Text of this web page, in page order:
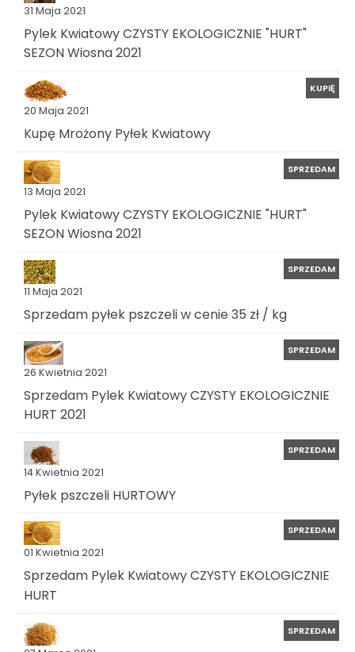
31 Maja 2021
Pylek Kwiatowy CZYSTY EKOLOGICZNIE "HURT"
SEZON Wiosna 2021
20 Maja 2021
KUPIĘ
Kupę Mrożony Pyłek Kwiatowy
13 Maja 2021
SPRZEDAM
Pylek Kwiatowy CZYSTY EKOLOGICZNIE "HURT"
SEZON Wiosna 2021
11 Maja 2021
SPRZEDAM
Sprzedam pyłek pszczeli w cenie 35 zł / kg
26 Kwietnia 2021
SPRZEDAM
Sprzedam Pylek Kwiatowy CZYSTY EKOLOGICZNIE
HURT 2021
14 Kwietnia 2021
SPRZEDAM
Pyłek pszczeli HURTOWY
01 Kwietnia 2021
SPRZEDAM
Sprzedam Pylek Kwiatowy CZYSTY EKOLOGICZNIE
HURT
SPRZEDAM